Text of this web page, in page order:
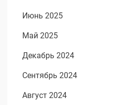
Июнь 2025
Май 2025
Декабрь 2024
Сентябрь 2024
Август 2024